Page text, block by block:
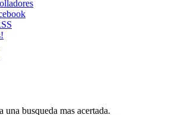
una busqueda mas acertada.